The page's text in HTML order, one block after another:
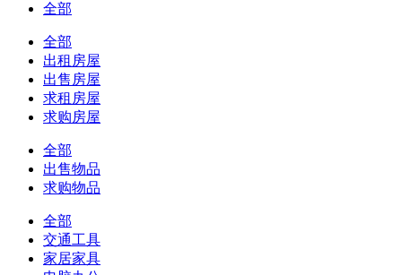
全部
全部
出租房屋
出售房屋
求租房屋
求购房屋
全部
出售物品
求购物品
全部
交通工具
家居家具